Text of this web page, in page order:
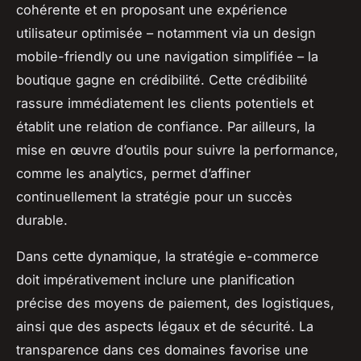
cohérente et en proposant une expérience
utilisateur optimisée – notamment via un design
mobile-friendly ou une navigation simplifiée – la
boutique gagne en crédibilité. Cette crédibilité
rassure immédiatement les clients potentiels et
établit une relation de confiance. Par ailleurs, la
mise en œuvre d’outils pour suivre la performance,
comme les analytics, permet d’affiner
continuellement la stratégie pour un succès
durable.
Dans cette dynamique, la stratégie e-commerce
doit impérativement inclure une planification
précise des moyens de paiement, des logistiques,
ainsi que des aspects légaux et de sécurité. La
transparence dans ces domaines favorise une